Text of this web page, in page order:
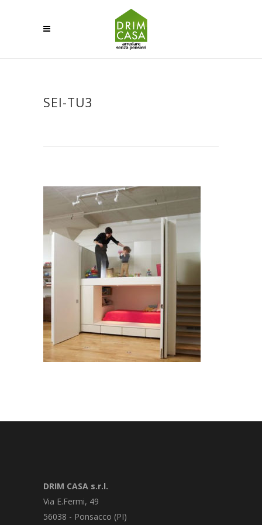
SEI-TU3
DRIM CASA s.r.l.
Via E.Fermi, 49
56038 - Ponsacco (PI)